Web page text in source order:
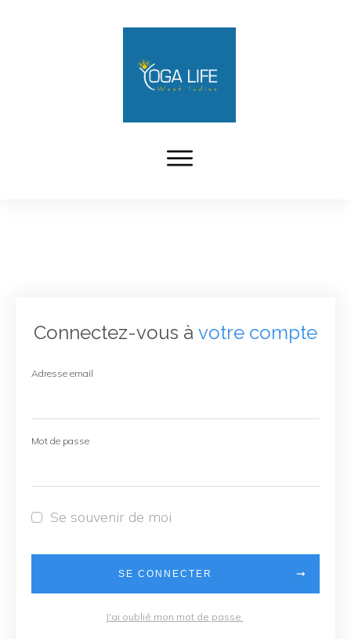
Connectez-vous à votre compte
Adresse email
Mot de passe
Se souvenir de moi
SE CONNECTER
J'ai oublié mon mot de passe